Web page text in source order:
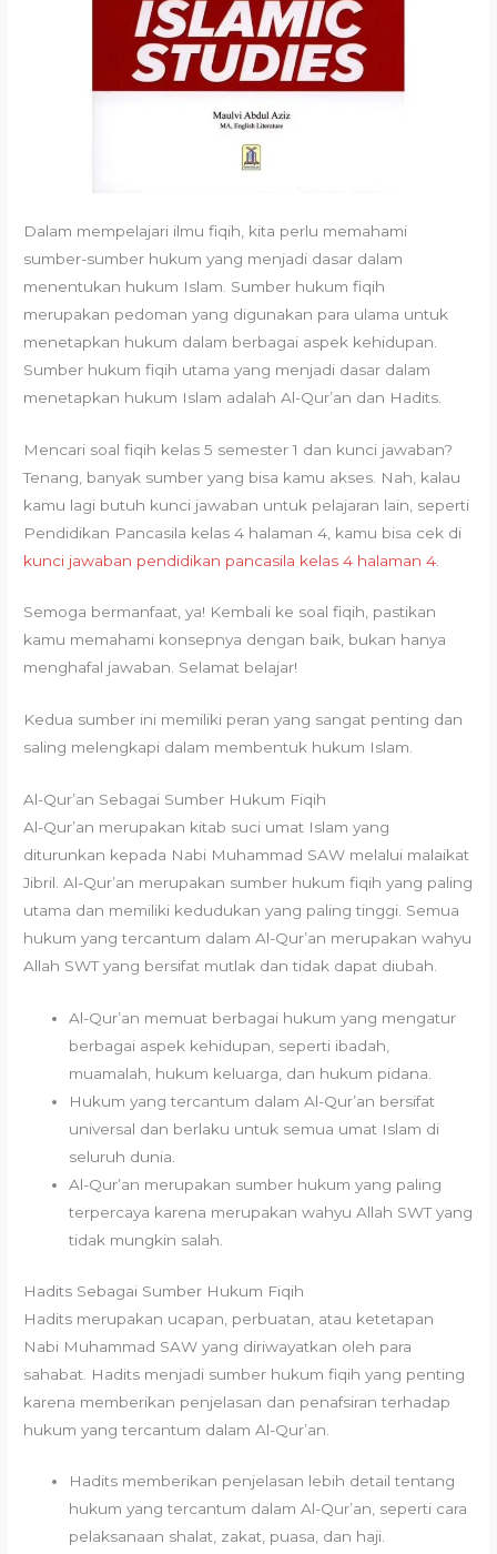
Dalam mempelajari ilmu fiqih, kita perlu memahami
sumber-sumber hukum yang menjadi dasar dalam
menentukan hukum Islam. Sumber hukum fiqih
merupakan pedoman yang digunakan para ulama untuk
menetapkan hukum dalam berbagai aspek kehidupan.
Sumber hukum fiqih utama yang menjadi dasar dalam
menetapkan hukum Islam adalah Al-Qur’an dan Hadits.
Mencari soal fiqih kelas 5 semester 1 dan kunci jawaban?
Tenang, banyak sumber yang bisa kamu akses. Nah, kalau
kamu lagi butuh kunci jawaban untuk pelajaran lain, seperti
Pendidikan Pancasila kelas 4 halaman 4, kamu bisa cek di
kunci jawaban pendidikan pancasila kelas 4 halaman 4
Semoga bermanfaat, ya! Kembali ke soal fiqih, pastikan
kamu memahami konsepnya dengan baik, bukan hanya
menghafal jawaban. Selamat belajar!
Kedua sumber ini memiliki peran yang sangat penting dan
saling melengkapi dalam membentuk hukum Islam.
Al-Qur’an Sebagai Sumber Hukum Fiqih
Al-Qur’an merupakan kitab suci umat Islam yang
diturunkan kepada Nabi Muhammad SAW melalui malaikat
Jibril. Al-Qur’an merupakan sumber hukum fiqih yang paling
utama dan memiliki kedudukan yang paling tinggi. Semua
hukum yang tercantum dalam Al-Qur’an merupakan wahyu
Allah SWT yang bersifat mutlak dan tidak dapat diubah.
Al-Qur’an memuat berbagai hukum yang mengatur
berbagai aspek kehidupan, seperti ibadah,
muamalah, hukum keluarga, dan hukum pidana.
Hukum yang tercantum dalam Al-Qur’an bersifat
universal dan berlaku untuk semua umat Islam di
seluruh dunia.
Al-Qur’an merupakan sumber hukum yang paling
terpercaya karena merupakan wahyu Allah SWT yang
tidak mungkin salah.
Hadits Sebagai Sumber Hukum Fiqih
Hadits merupakan ucapan, perbuatan, atau ketetapan
Nabi Muhammad SAW yang diriwayatkan oleh para
sahabat. Hadits menjadi sumber hukum fiqih yang penting
karena memberikan penjelasan dan penafsiran terhadap
hukum yang tercantum dalam Al-Qur’an.
Hadits memberikan penjelasan lebih detail tentang
hukum yang tercantum dalam Al-Qur’an, seperti cara
pelaksanaan shalat, zakat, puasa, dan haji.